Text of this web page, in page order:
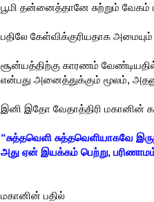
பூமி தன்னைத்தானே சுற்றும் வேகம்
பதிலே கேள்விக்குரியதாக
சூன்யத்திற்கு காரணம்
என்பது அனைத்துக்கும் மூலம்,
இனி இதோ வேதாத்திரி மகானின்
“சுத்தவெளி சுத்தவெளியாகவே
அது ஏன் இயக்கம் பெற்று,
மகானின் பதில்